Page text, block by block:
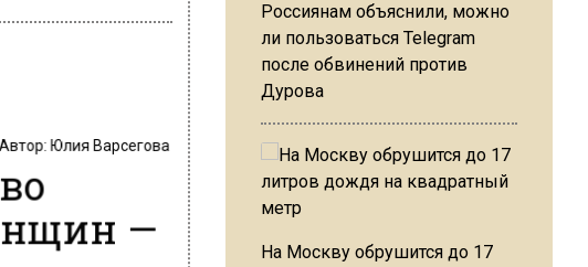
Автор:Юлия Варсегова
—
Россиянам объяснили, можно
ли пользоваться Telegram
после обвинений против
Дурова
На Москву обрушится до 17